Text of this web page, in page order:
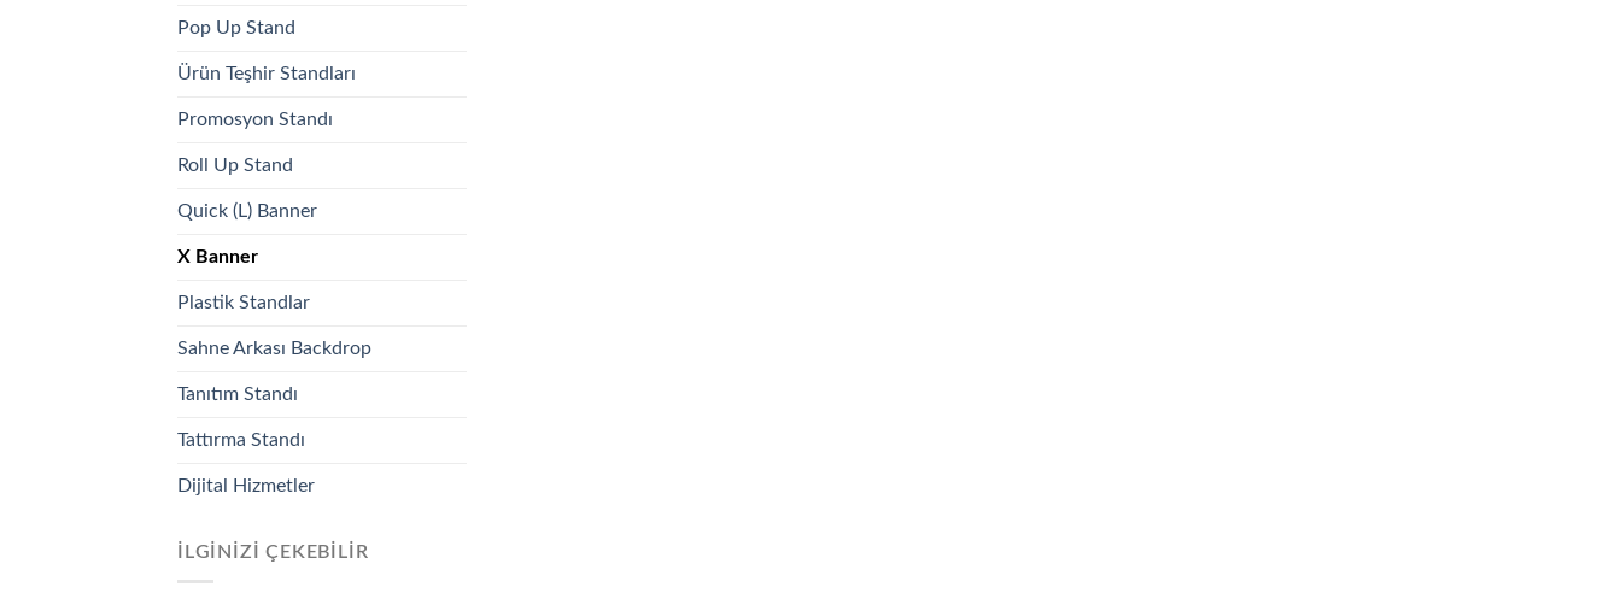
Pop Up Stand
Ürün Teşhir Standları
Promosyon Standı
Roll Up Stand
Quick (L) Banner
X Banner
Plastik Standlar
Sahne Arkası Backdrop
Tanıtım Standı
Tattırma Standı
Dijital Hizmetler
İLGINIZI ÇEKEBILIR